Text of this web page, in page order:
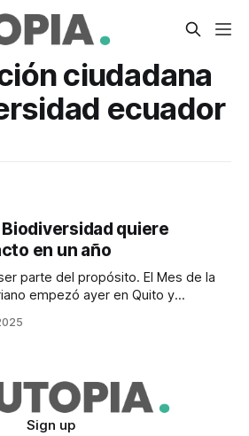
ciudadana
ecuador
Biodiversidad quiere
en un año
parte del propósito. El Mes de la
empezó ayer en Quito y
Sign up